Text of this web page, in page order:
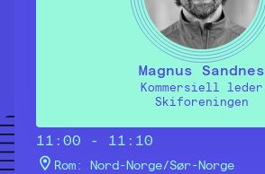
Magnus Sandnes
Kommersiell leder
Skiforeningen
11:00 - 11:10
Rom: Nord-Norge/Sør-Norge